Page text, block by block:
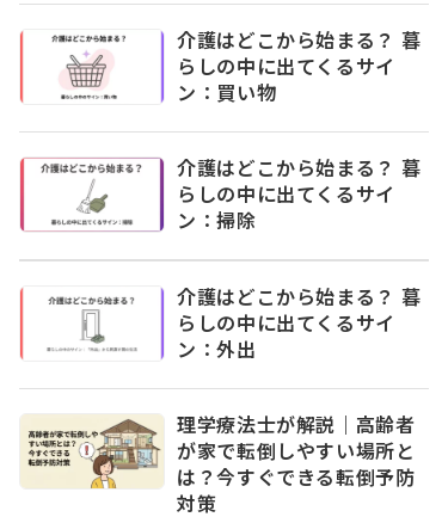
介護はどこから始まる？ 暮
らしの中に出てくるサイ
ン：買い物
介護はどこから始まる？ 暮
らしの中に出てくるサイ
ン：掃除
介護はどこから始まる？ 暮
らしの中に出てくるサイ
ン：外出
理学療法士が解説｜高齢者
が家で転倒しやすい場所と
は？今すぐできる転倒予防
対策